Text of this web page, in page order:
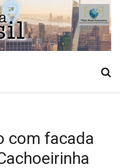
com facada